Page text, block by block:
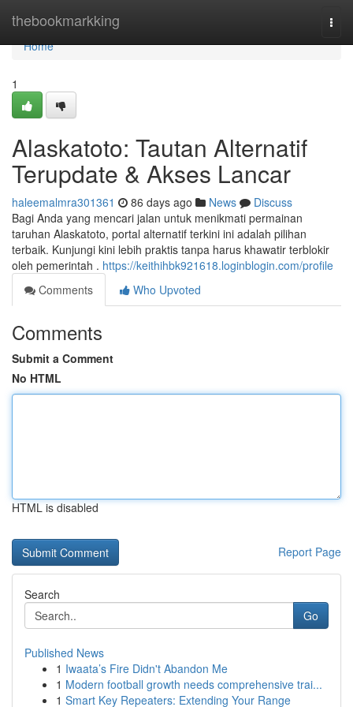
thebookmarkking
Home
Home
1
Alaskatoto: Tautan Alternatif
Terupdate & Akses Lancar
haleemalmra301361 86 days ago News
Discuss
Bagi Anda yang mencari jalan untuk menikmati permainan
taruhan Alaskatoto, portal alternatif terkini ini adalah pilihan
terbaik. Kunjungi kini lebih praktis tanpa harus khawatir terblokir
oleh pemerintah . https://keithihbk921618.loginblogin.com/profile
Comments
Who Upvoted
Comments
Submit a Comment
No HTML
HTML is disabled
Report Page
Search
Go
Published News
1 Iwaata’s Fire Didn't Abandon Me
1 Modern football growth needs comprehensive trai...
1 Smart Key Repeaters: Extending Your Range